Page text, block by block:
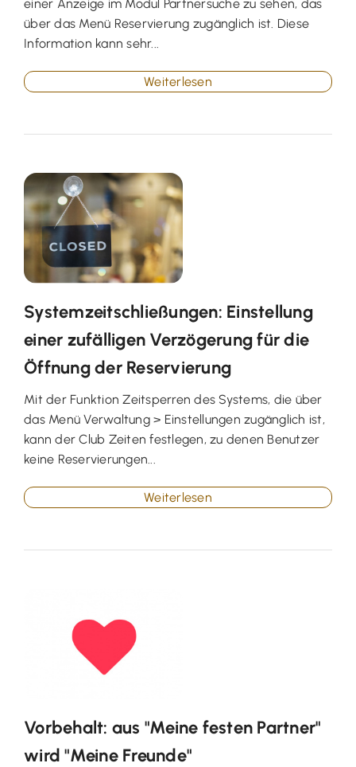
einer Anzeige im Modul Partnersuche zu sehen, das
über das Menü Reservierung zugänglich ist. Diese
Information kann sehr...
Weiterlesen
Systemzeitschließungen: Einstellung
einer zufälligen Verzögerung für die
Öffnung der Reservierung
Mit der Funktion Zeitsperren des Systems, die über
das Menü Verwaltung > Einstellungen zugänglich ist,
kann der Club Zeiten festlegen, zu denen Benutzer
keine Reservierungen...
Weiterlesen
Vorbehalt: aus "Meine festen Partner"
wird "Meine Freunde"